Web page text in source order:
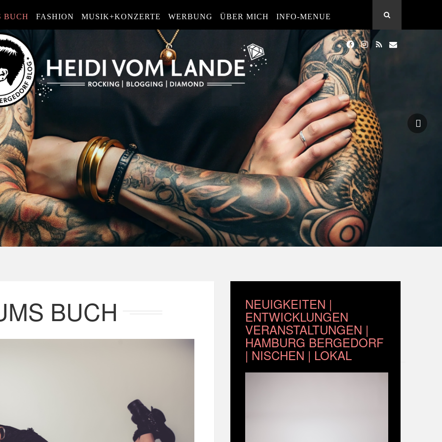
BUCH FASHION MUSIK+KONZERTE WERBUNG ÜBER MICH INFO-MENUE
BUCH NEUIGKEITEN |
ENTWICKLUNGEN
VERANSTALTUNGEN |
HAMBURG BERGEDORF
| NISCHEN | LOKAL